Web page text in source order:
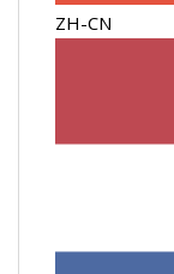
ZH-CN